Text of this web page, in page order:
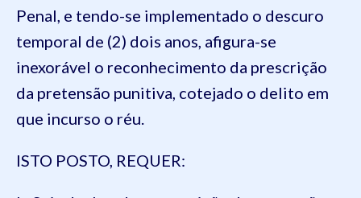
Penal, e tendo-se implementado o descuro
temporal de (2) dois anos, afigura-se
inexorável o reconhecimento da prescrição
da pretensão punitiva, cotejado o delito em
que incurso o réu.
ISTO POSTO, REQUER: